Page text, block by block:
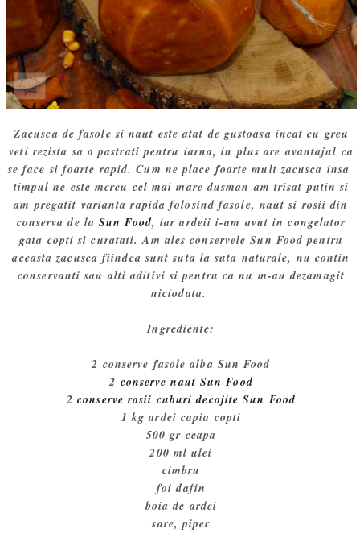
Zacusca de fasole si naut este atat de gustoasa incat cu greu
veti rezista sa o pastrati pentru iarna, in plus are avantajul ca
se face si foarte rapid. Cum ne place foarte mult zacusca insa
timpul ne este mereu cel mai mare dusman am trisat putin si
am pregatit varianta rapida folosind fasole, naut si rosii din
conserva de laSun Food, iar ardeii i-am avut in congelator
gata copti si curatati. Am ales conservele Sun Food pentru
aceasta zacusca fiindca sunt suta la suta naturale, nu contin
conservanti sau alti aditivi si pentru ca nu m-au dezamagit
niciodata.
Ingrediente:
2 conserve fasole alba Sun Food
2 conserve naut Sun Food
2conserve rosii cuburi decojite Sun Food
1 kg ardei capia copti
500 gr ceapa
200 ml ulei
cimbru
foi dafin
boia de ardei
sare, piper